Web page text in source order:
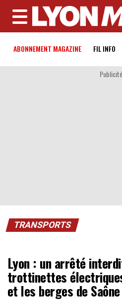
MENU
ABONNEMENT MAGAZINE FIL INFO
Publicité
TRANSPORTS
Lyon : un arrêté
trottinettes
et les berges de Saône